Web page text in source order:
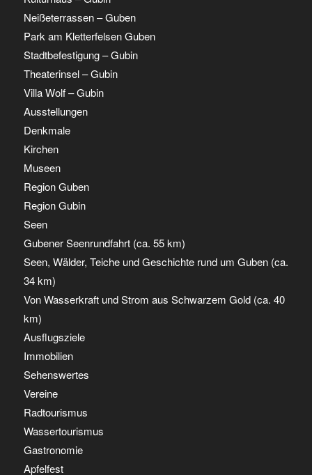
Neißeterrassen – Guben
Park am Kletterfelsen Guben
Stadtbefestigung – Gubin
Theaterinsel – Gubin
Villa Wolf – Gubin
Ausstellungen
Denkmale
Kirchen
Museen
Region Guben
Region Gubin
Seen
Gubener Seenrundfahrt (ca. 55 km)
Seen, Wälder, Teiche und Geschichte rund um Guben (ca.
34 km)
Von Wasserkraft und Strom aus Schwarzem Gold (ca. 40
km)
Ausflugsziele
Immobilien
Sehenswertes
Vereine
Radtourismus
Wassertourismus
Gastronomie
Apfelfest